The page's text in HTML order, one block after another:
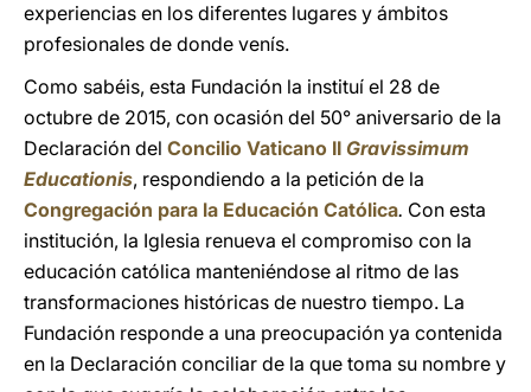
experiencias en los diferentes lugares y ámbitos
profesionales de donde venís.
Como sabéis, esta Fundación la instituí el 28 de
octubre de 2015, con ocasión del 50° aniversario de la
Declaración del Concilio Vaticano II Gravissimum
Educationis, respondiendo a la petición de la
Congregación para la Educación Católica. Con esta
institución, la Iglesia renueva el compromiso con la
educación católica manteniéndose al ritmo de las
transformaciones históricas de nuestro tiempo. La
Fundación responde a una preocupación ya contenida
en la Declaración conciliar de la que toma su nombre y